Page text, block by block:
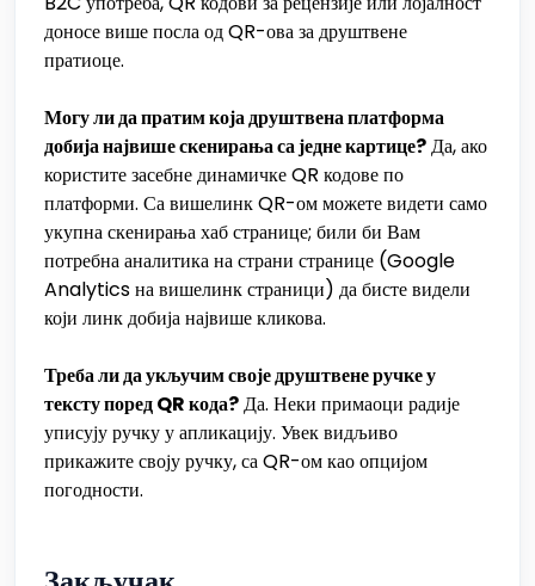
доносе више посла од QR-ова за друштвене
пратиоце.
Могу ли да пратим која друштвена платформа
добија највише скенирања са једне картице?Да, ако
користите засебне динамичке QR кодове по
платформи. Са вишелинк QR-ом можете видети само
укупна скенирања хаб странице; били би Вам
потребна аналитика на страни странице (Google
Analytics на вишелинк страници) да бисте видели
који линк добија највише кликова.
Треба ли да укључим своје друштвене ручке у
тексту поред QR кода?Да. Неки примаоци радије
уписују ручку у апликацију. Увек видљиво
прикажите своју ручку, са QR-ом као опцијом
погодности.